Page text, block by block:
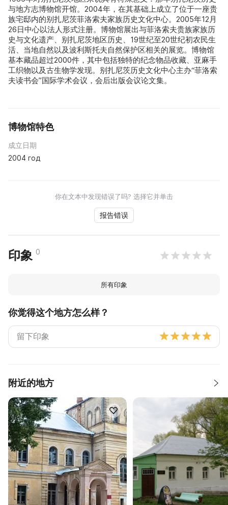
与地方志博物馆开馆。2004年，在其基础上成立了位于一座贵
族宅邸内的别扎尼茨菲洛索夫家族历史文化中心。2005年12月
26日中心以法人形式注册。博物馆展出与菲洛索夫贵族家族历
史与文化遗产、别扎尼茨地区历史、19世纪至20世纪初农民生
活、当地自然以及波利斯托夫自然保护区相关的展览。博物馆
基本藏品超过2000件，其中包括独特的纪念物品收藏、亚麻手
工织物以及古生物学发现。别扎尼茨历史文化中心主办“菲洛索
夫读书会”国际学术会议，会后出版会议论文集。
博物馆特色
成立日期
2004 год
你在文本中发现错误了吗? 选择它并单击
报告错误
印象 0
所有印象
你觉得这个地方怎么样？
附近的地方